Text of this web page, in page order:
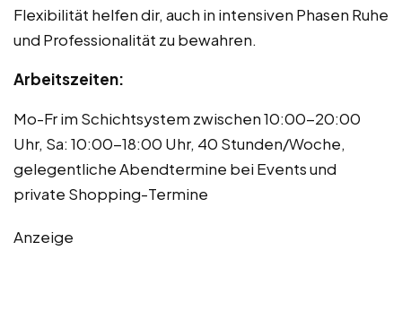
Flexibilität helfen dir, auch in intensiven Phasen Ruhe
und Professionalität zu bewahren.
Arbeitszeiten:
Mo-Fr im Schichtsystem zwischen 10:00-20:00
Uhr, Sa: 10:00-18:00 Uhr, 40 Stunden/Woche,
gelegentliche Abendtermine bei Events und
private Shopping-Termine
Anzeige